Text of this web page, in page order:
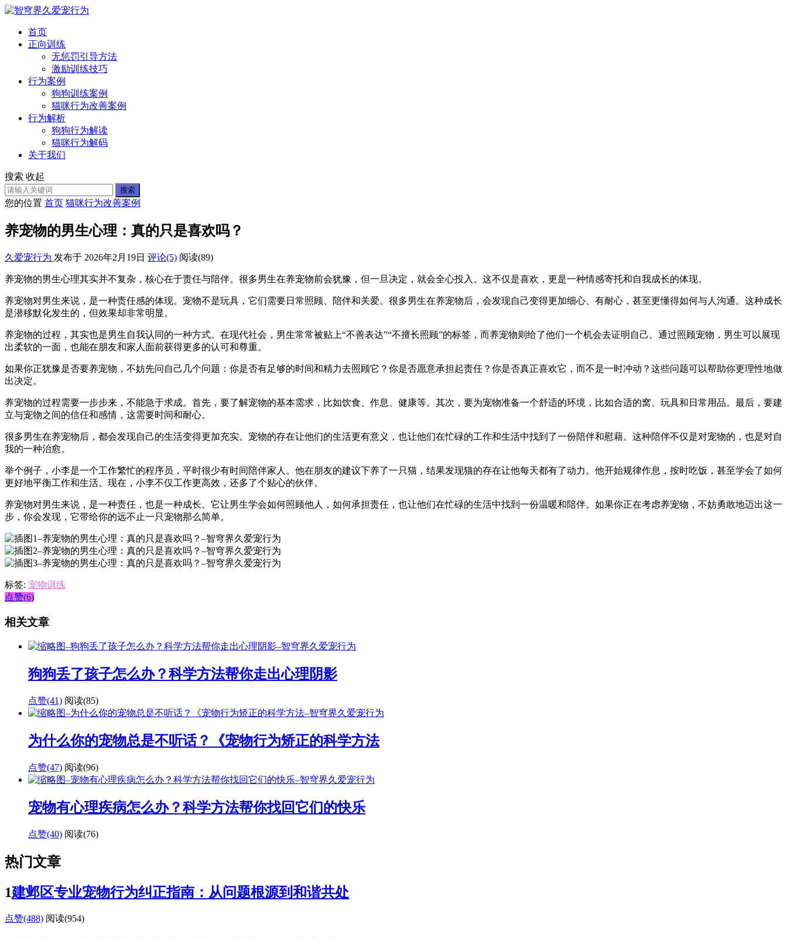
首页
正向训练
无惩罚引导方法
激励训练技巧
行为案例
狗狗训练案例
猫咪行为改善案例
行为解析
狗狗行为解读
猫咪行为解码
关于我们
搜索 收起
搜索
您的位置 首页 猫咪行为改善案例
养宠物的男生心理：真的只是喜欢吗？
久爱宠行为 发布于 2026年2月19日 评论(5) 阅读(89)
养宠物的男生心理其实并不复杂，核心在于责任与陪伴。很多男生在养宠物前会犹豫，但一旦决定，就会全心投入。这不仅是喜欢，更是一种情感寄托和自我成长的体现。
养宠物对男生来说，是一种责任感的体现。宠物不是玩具，它们需要日常照顾、陪伴和关爱。很多男生在养宠物后，会发现自己变得更加细心、有耐心，甚至更懂得如何与人沟通。这种成长
是潜移默化发生的，但效果却非常明显。
养宠物的过程，其实也是男生自我认同的一种方式。在现代社会，男生常常被贴上“不善表达”“不擅长照顾”的标签，而养宠物则给了他们一个机会去证明自己。通过照顾宠物，男生可以展现
出柔软的一面，也能在朋友和家人面前获得更多的认可和尊重。
如果你正犹豫是否要养宠物，不妨先问自己几个问题：你是否有足够的时间和精力去照顾它？你是否愿意承担起责任？你是否真正喜欢它，而不是一时冲动？这些问题可以帮助你更理性地做
出决定。
养宠物的过程需要一步步来，不能急于求成。首先，要了解宠物的基本需求，比如饮食、作息、健康等。其次，要为宠物准备一个舒适的环境，比如合适的窝、玩具和日常用品。最后，要建
立与宠物之间的信任和感情，这需要时间和耐心。
很多男生在养宠物后，都会发现自己的生活变得更加充实。宠物的存在让他们的生活更有意义，也让他们在忙碌的工作和生活中找到了一份陪伴和慰藉。这种陪伴不仅是对宠物的，也是对自
我的一种治愈。
举个例子，小李是一个工作繁忙的程序员，平时很少有时间陪伴家人。他在朋友的建议下养了一只猫，结果发现猫的存在让他每天都有了动力。他开始规律作息，按时吃饭，甚至学会了如何
更好地平衡工作和生活。现在，小李不仅工作更高效，还多了个贴心的伙伴。
养宠物对男生来说，是一种责任，也是一种成长。它让男生学会如何照顾他人，如何承担责任，也让他们在忙碌的生活中找到一份温暖和陪伴。如果你正在考虑养宠物，不妨勇敢地迈出这一
步，你会发现，它带给你的远不止一只宠物那么简单。
标签: 宠物训练
点赞(6)
相关文章
狗狗丢了孩子怎么办？科学方法帮你走出心理阴影
点赞(41) 阅读(85)
为什么你的宠物总是不听话？《宠物行为矫正的科学方法
点赞(47) 阅读(96)
宠物有心理疾病怎么办？科学方法帮你找回它们的快乐
点赞(40) 阅读(76)
热门文章
1建邺区专业宠物行为纠正指南：从问题根源到和谐共处
点赞(488) 阅读(954)